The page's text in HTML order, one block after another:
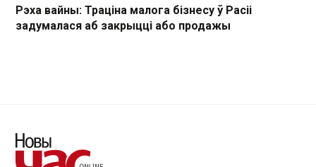
Рэха вайны: Траціна малога бізнесу ў Расіі
задумалася аб закрыцці або продажы